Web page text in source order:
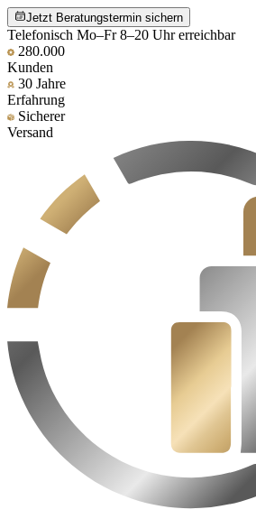
Jetzt Beratungstermin sichern
Telefonisch Mo–Fr 8–20 Uhr erreichbar
280.000
Kunden
30 Jahre
Erfahrung
Sicherer
Versand